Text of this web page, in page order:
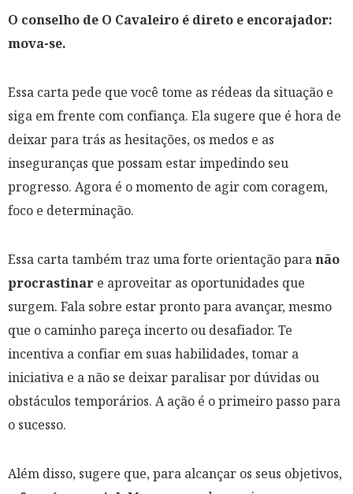
O conselho de O Cavaleiro é direto e encorajador:
mova-se.
Essa carta pede que você tome as rédeas da situação e
siga em frente com confiança. Ela sugere que é hora de
deixar para trás as hesitações, os medos e as
inseguranças que possam estar impedindo seu
progresso. Agora é o momento de agir com coragem,
foco e determinação.
Essa carta também traz uma forte orientação paranão
procrastinar e aproveitar as oportunidades que
surgem. Fala sobre estar pronto para avançar, mesmo
que o caminho pareça incerto ou desafiador. Te
incentiva a confiar em suas habilidades, tomar a
iniciativa e a não se deixar paralisar por dúvidas ou
obstáculos temporários. A ação é o primeiro passo para
o sucesso.
Além disso, sugere que, para alcançar os seus objetivos,